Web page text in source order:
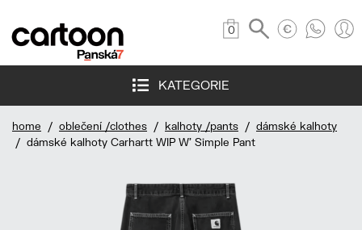
0
KATEGORIE
home / oblečení /clothes / kalhoty /pants / dámské kalhoty
/ dámské kalhoty Carhartt WIP W' Simple Pant